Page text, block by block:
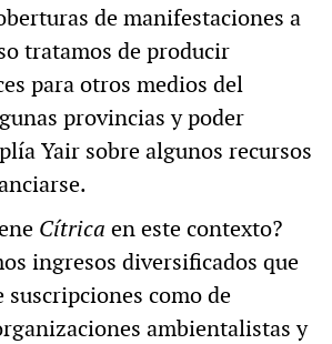
de manifestaciones a
tratamos de producir
para otros medios del
provincias y poder
Yair sobre algunos recursos
Cítrica en este contexto?
ingresos diversificados que
como de
ambientalistas y